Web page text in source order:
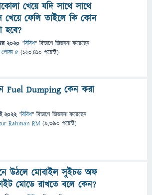
খেয়ে যদি সাথে সাথে
খেয়ে ফেলি তাইলে কি কোন
হবে?
2020 "বিবিধ" বিভাগে জিজ্ঞাসাকরেছেন
পোকা ৫ (123,410 পয়েন্ট)
Fuel Dumping কেন করা
2022 "বিবিধ" বিভাগে জিজ্ঞাসাকরেছেন
Rahman RM (9,390 পয়েন্ট)
উঠলে মোবাইল সুইচড অফ
মোডে রাখতে বলে কেন?